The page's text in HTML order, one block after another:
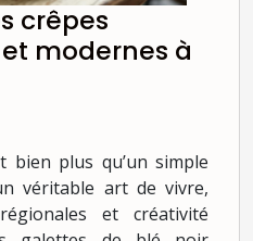
crêpes
modernes à
bien plus qu’un simple
véritable art de vivre,
et créativité